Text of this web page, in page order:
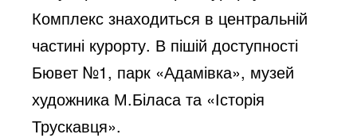
Комплекс знаходиться в центральній
частині курорту. В пішій доступності
Бювет №1, парк «Адамівка», музей
художника М.Біласа та «Історія
Трускавця».